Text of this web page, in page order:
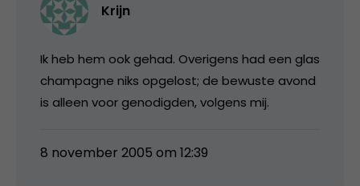
Krijn
Ik heb hem ook gehad. Overigens had een glas
champagne niks opgelost; de bewuste avond
is alleen voor genodigden, volgens mij.
8 november 2005 om 12:39